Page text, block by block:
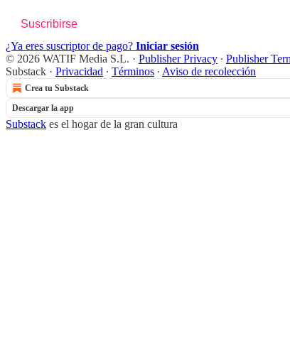
Suscribirse
¿Ya eres suscriptor de pago? Iniciar sesión
© 2026 WATIF Media S.L. · Publisher Privacy ∙ Publisher
Substack · Privacidad ∙ Términos ∙ Aviso de recolección
Crea tu Substack
Descargar la app
Substack es el hogar de la gran cultura